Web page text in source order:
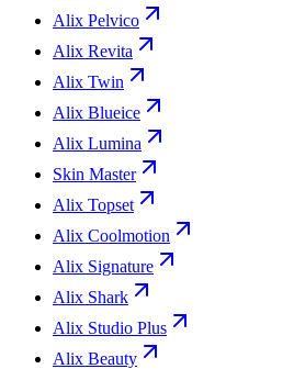
Alix Pelvico
Alix Revita
Alix Twin
Alix Blueice
Alix Lumina
Skin Master
Alix Topset
Alix Coolmotion
Alix Signature
Alix Shark
Alix Studio Plus
Alix Beauty